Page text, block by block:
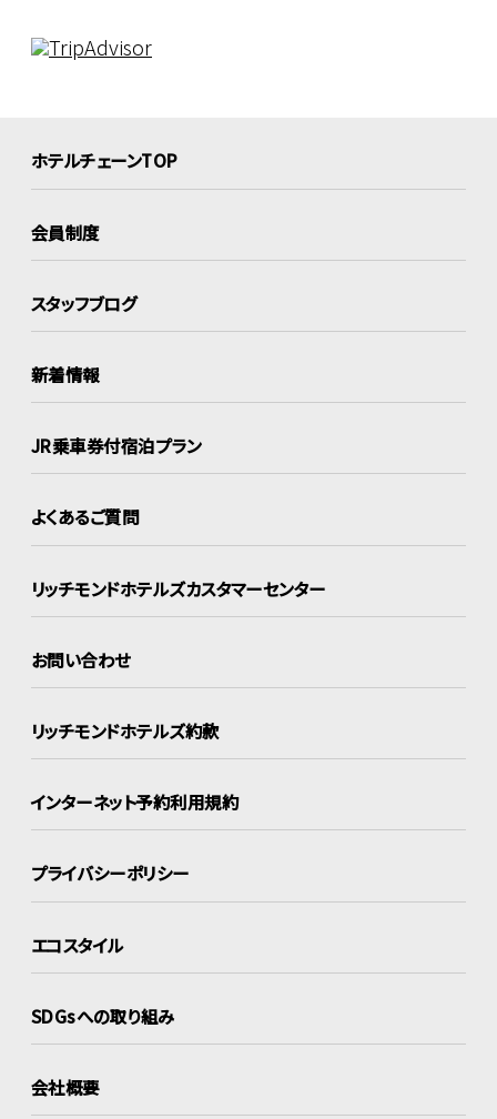
ホテルチェーンTOP
会員制度
スタッフブログ
新着情報
JR乗車券付宿泊プラン
よくあるご質問
リッチモンドホテルズカスタマーセンター
お問い合わせ
リッチモンドホテルズ約款
インターネット予約利用規約
プライバシーポリシー
エコスタイル
SDGsへの取り組み
会社概要